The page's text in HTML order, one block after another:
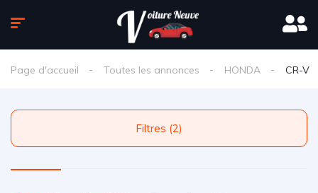
Page d'accueil Toutes les annonces HONDA CR-V
Filtres (2)